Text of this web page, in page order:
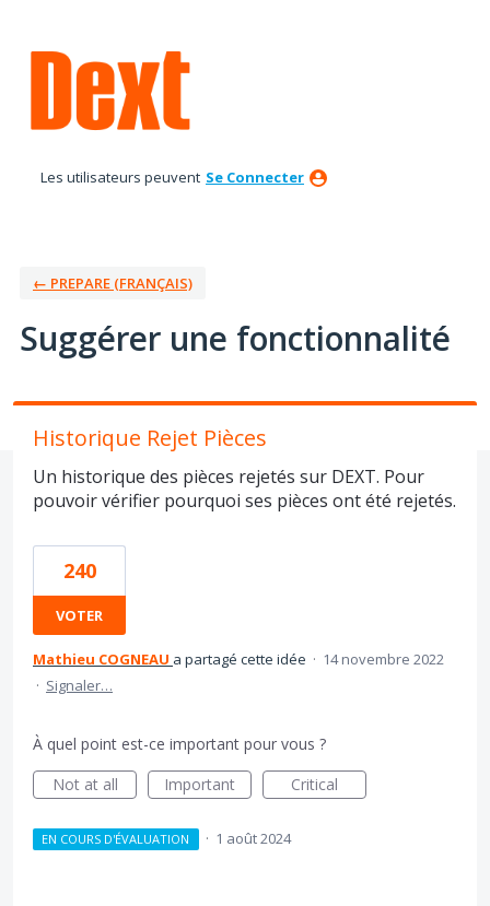
au
contenu
Les utilisateurs peuvent Se Connecter
← PREPARE (FRANÇAIS)
Suggérer une fonctionnalité
Historique Rejet Pièces
Un historique des pièces rejetés sur DEXT. Pour
pouvoir vérifier pourquoi ses pièces ont été rejetés.
240
VOTER
Mathieu COGNEAU a partagé cette idée · 14 novembre 2022
· Signaler…
À quel point est-ce important pour vous ?
Not at all
Important Critical
EN COURS D'ÉVALUATION · 1 août 2024